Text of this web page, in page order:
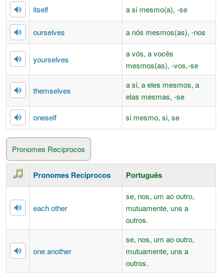
itself a si mesmo(a), -se
ourselves a nós mesmos(as), -nos
yourselves
a vós, a vocês
mesmos(as), -vos,-se
themselves
a si, a eles mesmos, a
elas mesmas, -se
oneself
si mesmo, si, se
Pronomes Recíprocos
Pronomes Recíprocos Português
each other
se, nos, um ao outro,
mutuamente, uns a
outros.
one another
se, nos, um ao outro,
mutuamente, uns a
outros.